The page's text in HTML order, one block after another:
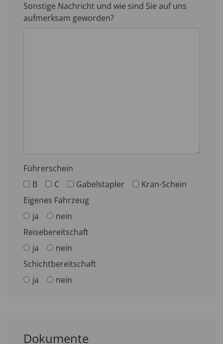
Sonstige Nachricht und wie sind Sie auf uns
aufmerksam geworden?
Führerschein
B
C Gabelstapler
Kran-Schein
Eigenes Fahrzeug
ja
nein
Reisebereitschaft
ja
nein
Schichtbereitschaft
ja
nein
Dokumente